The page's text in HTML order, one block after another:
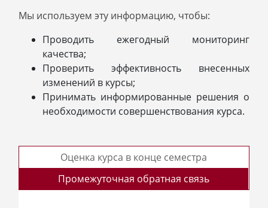
Мы используем эту информацию, чтобы:
Проводить ежегодный мониторинг
качества;
Проверить эффективность внесенных
изменений в курсы;
Принимать информированные решения о
необходимости совершенствования курса.
Оценка курса в конце семестра
Промежуточная обратная связь